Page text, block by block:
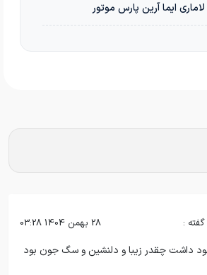
ایما آرین پارس موتور
: 28 بهمن 1404 03:28
داشت چقدر زیبا و دلنشین و سگ جون بود